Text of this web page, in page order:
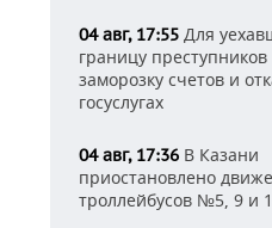
04 авг, 17:55 Для
границу преступников
заморозку счетов и
госуслугах
04 авг, 17:36 В Казани
приостановлено
троллейбусов №5, 9 и